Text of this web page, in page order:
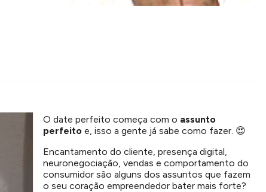
O date perfeito começa com o assunto
perfeito e, isso a gente já sabe como fazer. 😍
Encantamento do cliente, presença digital,
neuronegociação, vendas e comportamento do
consumidor são alguns dos assuntos que fazem
o seu coração empreendedor bater mais forte?